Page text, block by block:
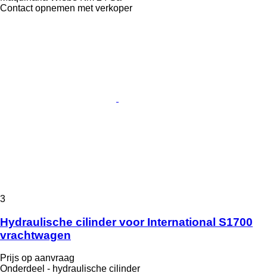
Contact opnemen met verkoper
3
Hydraulische cilinder voor International S1700
vrachtwagen
Prijs op aanvraag
Onderdeel - hydraulische cilinder